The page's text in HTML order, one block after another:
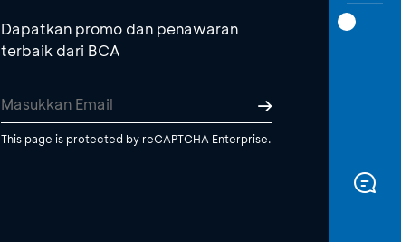
Dapatkan promo dan penawaran
terbaik dari BCA
This page is protected by reCAPTCHA Enterprise.